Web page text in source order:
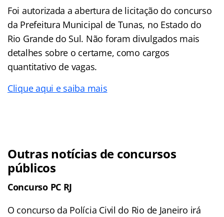
Foi autorizada a abertura de licitação do concurso
da Prefeitura Municipal de Tunas, no Estado do
Rio Grande do Sul. Não foram divulgados mais
detalhes sobre o certame, como cargos
quantitativo de vagas.
Clique aqui e saiba mais
Outras notícias de concursos
públicos
Concurso PC RJ
O concurso da Polícia Civil do Rio de Janeiro irá